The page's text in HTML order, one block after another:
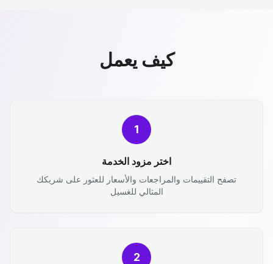
كيف يعمل
1
اختر مزود الخدمة
تصفح التقييمات والمراجعات والأسعار للعثور على شريكك
المثالي للغسيل
2